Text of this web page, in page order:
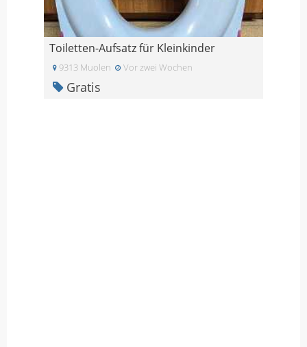
Toiletten-Aufsatz für Kleinkinder
9313 Muolen Vor zwei Wochen
Gratis